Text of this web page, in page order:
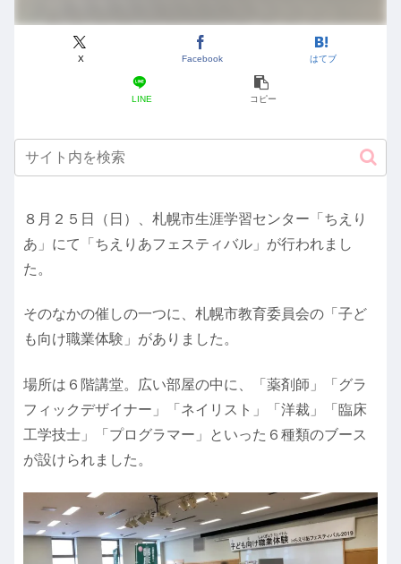
X Facebook はてブ
LINE コピー
８月２５日（日）、札幌市生涯学習センター「ちえり
あ」にて「ちえりあフェスティバル」が行われまし
た。
そのなかの催しの一つに、札幌市教育委員会の「子ど
も向け職業体験」がありました。
場所は６階講堂。広い部屋の中に、「薬剤師」「グラ
フィックデザイナー」「ネイリスト」「洋裁」「臨床
工学技士」「プログラマー」といった６種類のブース
が設けられました。